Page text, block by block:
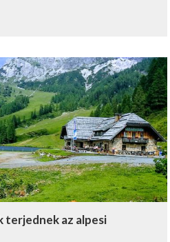
terjednek az alpesi